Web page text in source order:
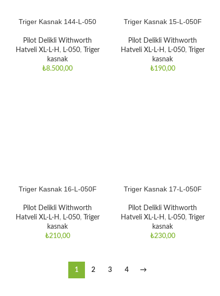
Triger Kasnak 144-L-050
Pilot Delikli Withworth
Hatveli XL-L-H , L-050,
Triger
kasnak
₺8.500,00
Triger Kasnak 15-L-050F
Pilot Delikli Withworth
Hatveli XL-L-H , L-050,
Triger
kasnak
₺190,00
Triger Kasnak 16-L-050F
Pilot Delikli Withworth
Hatveli XL-L-H , L-050,
Triger
kasnak
₺210,00
Triger Kasnak 17-L-050F
Pilot Delikli Withworth
Hatveli XL-L-H , L-050,
Triger
kasnak
₺230,00
1 2 3 4 →